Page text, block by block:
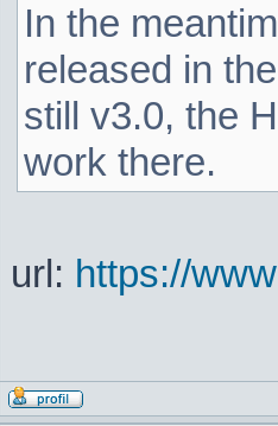
In the
released in
still v3.0, the
work there.
url: https://